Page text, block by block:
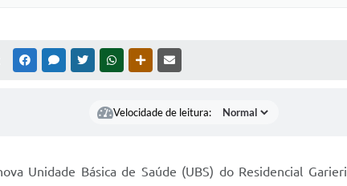
FACEBOOKMESSENGER
TWITTERWHATSAPPOUTRAS MÍDIAS
Velocidade de leitura:
Unidade Básica de Saúde (UBS) do Residencial